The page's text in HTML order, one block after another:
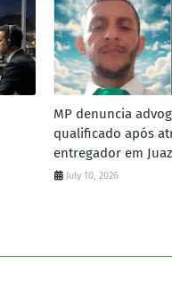
MP denuncia
qualificado após
entregador em
July 10, 2026